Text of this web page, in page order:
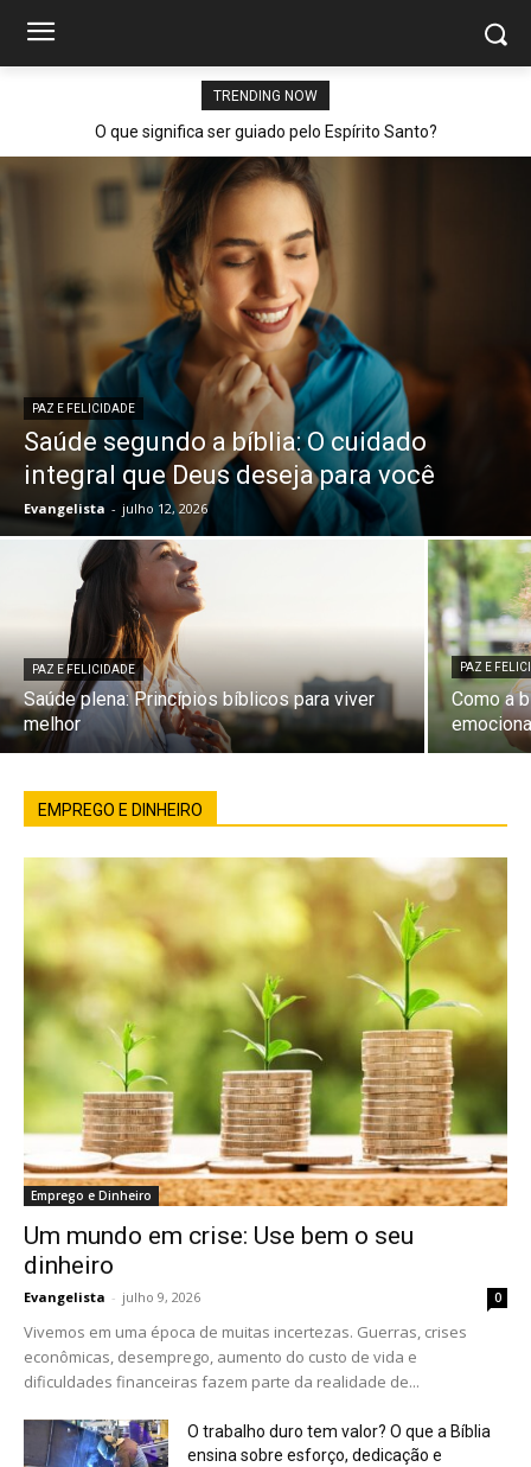
TRENDING NOW
O que significa ser guiado pelo Espírito Santo?
PAZ E FELICIDADE
Saúde segundo a bíblia: O cuidado
integral que Deus deseja para você
Evangelista - julho 12, 2026
PAZ E FELICIDADE
Saúde plena: Princípios bíblicos para viver
melhor
PAZ E
Como a
EMPREGO E DINHEIRO
Emprego e Dinheiro
Um mundo em crise: Use bem o seu
dinheiro
Evangelista - julho 9, 2026 0
Vivemos em uma época de muitas incertezas. Guerras, crises
econômicas, desemprego, aumento do custo de vida e
dificuldades financeiras fazem parte da realidade de...
O trabalho duro tem valor? O que a Bíblia
ensina sobre esforço, dedicação e